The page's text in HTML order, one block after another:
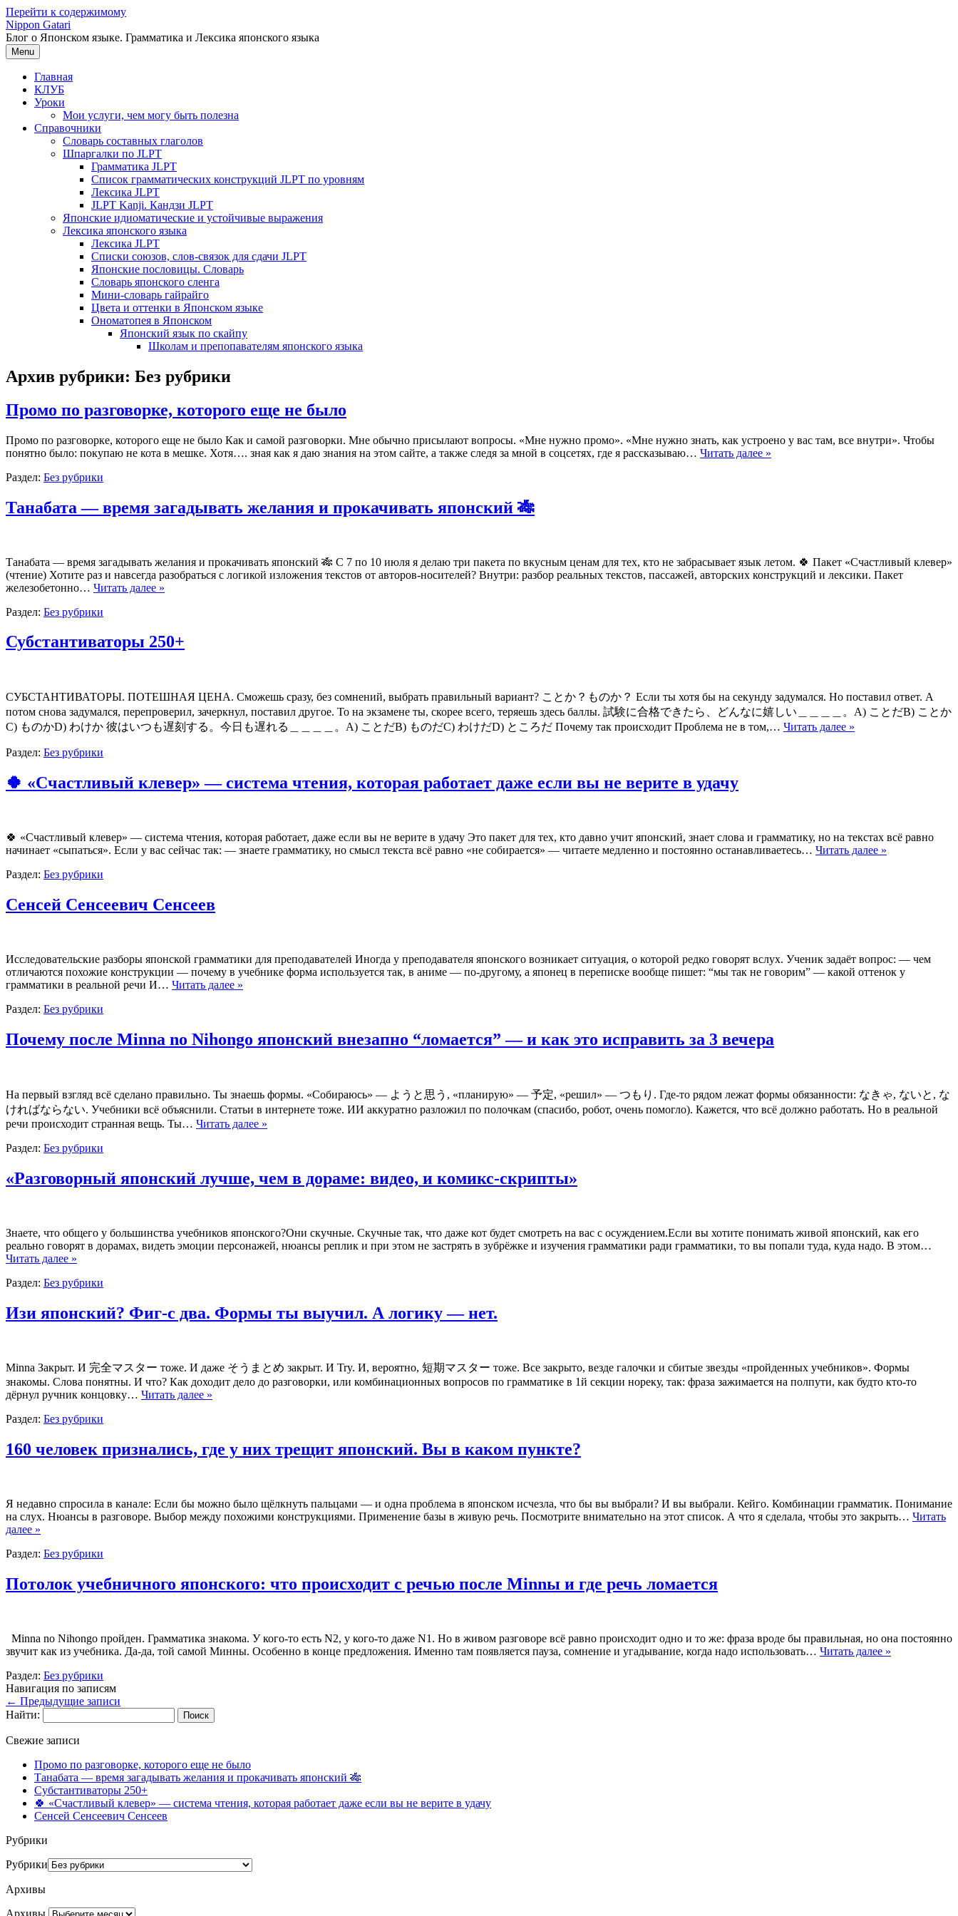
Перейти к содержимому
Nippon Gatari
Блог о Японском языке. Грамматика и Лексика японского языка
Menu
Главная
КЛУБ
Уроки
Мои услуги, чем могу быть полезна
Справочники
Словарь составных глаголов
Шпаргалки по JLPT
Грамматика JLPT
Список грамматических конструкций JLPT по уровням
Лексика JLPT
JLPT Kanji. Кандзи JLPT
Японские идиоматические и устойчивые выражения
Лексика японского языка
Лексика JLPT
Списки союзов, слов-связок для сдачи JLPT
Японские пословицы. Словарь
Словарь японского сленга
Мини-словарь гайрайго
Цвета и оттенки в Японском языке
Ономатопея в Японском
Японский язык по скайпу
Школам и препопавателям японского языка
Архив рубрики: Без рубрики
Промо по разговорке, которого еще не было
Промо по разговорке, которого еще не было Как и самой разговорки. Мне обычно присылают вопросы. «Мне нужно промо». «Мне нужно знать, как устроено у вас там, все внутри». Чтобы
понятно было: покупаю не кота в мешке. Хотя…. зная как я даю знания на этом сайте, а также следя за мной в соцсетях, где я рассказываю… Читать далее »
Раздел: Без рубрики
Танабата — время загадывать желания и прокачивать японский 🎋
Танабата — время загадывать желания и прокачивать японский 🎋 С 7 по 10 июля я делаю три пакета по вкусным ценам для тех, кто не забрасывает язык летом. 🍀 Пакет «Счастливый клевер»
(чтение) Хотите раз и навсегда разобраться с логикой изложения текстов от авторов-носителей? Внутри: разбор реальных текстов, пассажей, авторских конструкций и лексики. Пакет
железобетонно… Читать далее »
Раздел: Без рубрики
Субстантиваторы 250+
СУБСТАНТИВАТОРЫ. ПОТЕШНАЯ ЦЕНА. Сможешь сразу, без сомнений, выбрать правильный вариант? ことか？ものか？ Если ты хотя бы на секунду задумался. Но поставил ответ. А
потом снова задумался, перепроверил, зачеркнул, поставил другое. То на экзамене ты, скорее всего, теряешь здесь баллы. 試験に合格できたら、どんなに嬉しい＿＿＿＿。A) ことだB) ことか
C) ものかD) わけか 彼はいつも遅刻する。今日も遅れる＿＿＿＿。A) ことだB) ものだC) わけだD) ところだ Почему так происходит Проблема не в том,… Читать далее »
Раздел: Без рубрики
🍀 «Счастливый клевер» — система чтения, которая работает даже если вы не верите в удачу
🍀 «Счастливый клевер» — система чтения, которая работает, даже если вы не верите в удачу Это пакет для тех, кто давно учит японский, знает слова и грамматику, но на текстах всё равно
начинает «сыпаться». Если у вас сейчас так: — знаете грамматику, но смысл текста всё равно «не собирается» — читаете медленно и постоянно останавливаетесь… Читать далее »
Раздел: Без рубрики
Сенсей Сенсеевич Сенсеев
Исследовательские разборы японской грамматики для преподавателей Иногда у преподавателя японского возникает ситуация, о которой редко говорят вслух. Ученик задаёт вопрос: — чем
отличаются похожие конструкции — почему в учебнике форма используется так, в аниме — по-другому, а японец в переписке вообще пишет: “мы так не говорим” — какой оттенок у
грамматики в реальной речи И… Читать далее »
Раздел: Без рубрики
Почему после Minna no Nihongo японский внезапно “ломается” — и как это исправить за 3 вечера
На первый взгляд всё сделано правильно. Ты знаешь формы. «Собираюсь» — ようと思う, «планирую» — 予定, «решил» — つもり. Где-то рядом лежат формы обязанности: なきゃ, ないと, な
ければならない. Учебники всё объяснили. Статьи в интернете тоже. ИИ аккуратно разложил по полочкам (спасибо, робот, очень помогло). Кажется, что всё должно работать. Но в реальной
речи происходит странная вещь. Ты… Читать далее »
Раздел: Без рубрики
«Разговорный японский лучше, чем в дораме: видео, и комикс-скрипты»
Знаете, что общего у большинства учебников японского?Они скучные. Скучные так, что даже кот будет смотреть на вас с осуждением.Если вы хотите понимать живой японский, как его
реально говорят в дорамах, видеть эмоции персонажей, нюансы реплик и при этом не застрять в зубрёжке и изучения грамматики ради грамматики, то вы попали туда, куда надо. В этом…
Читать далее »
Раздел: Без рубрики
Изи японский? Фиг-с два. Формы ты выучил. А логику — нет.
Minna Закрыт. И 完全マスター тоже. И даже そうまとめ закрыт. И Try. И, вероятно, 短期マスター тоже. Все закрыто, везде галочки и сбитые звезды «пройденных учебников». Формы
знакомы. Слова понятны. И что? Как доходит дело до разговорки, или комбинационных вопросов по грамматике в 1й секции нореку, так: фраза зажимается на полпути, как будто кто-то
дёрнул ручник концовку… Читать далее »
Раздел: Без рубрики
160 человек признались, где у них трещит японский. Вы в каком пункте?
Я недавно спросила в канале: Если бы можно было щёлкнуть пальцами — и одна проблема в японском исчезла, что бы вы выбрали? И вы выбрали. Кейго. Комбинации грамматик. Понимание
на слух. Нюансы в разговоре. Выбор между похожими конструкциями. Применение базы в живую речь. Посмотрите внимательно на этот список. А что я сделала, чтобы это закрыть… Читать
далее »
Раздел: Без рубрики
Потолок учебничного японского: что происходит с речью после Minnы и где речь ломается
Minna no Nihongo пройден. Грамматика знакома. У кого-то есть N2, у кого-то даже N1. Но в живом разговоре всё равно происходит одно и то же: фраза вроде бы правильная, но она постоянно
звучит как из учебника. Да-да, той самой Минны. Особенно в конце предложения. Именно там появляется пауза, сомнение и угадывание, когда надо использовать… Читать далее »
Раздел: Без рубрики
Навигация по записям
← Предыдущие записи
Найти:
Свежие записи
Промо по разговорке, которого еще не было
Танабата — время загадывать желания и прокачивать японский 🎋
Субстантиваторы 250+
🍀 «Счастливый клевер» — система чтения, которая работает даже если вы не верите в удачу
Сенсей Сенсеевич Сенсеев
Рубрики
Рубрики
Архивы
Архивы